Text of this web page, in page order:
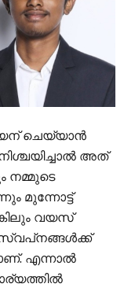
ചെയ്യാൻ
അത്
നമ്മുടെ
മുന്നോട്ട്
വയസ്
സ്വപ്‌നങ്ങൾക്ക്
എന്നാൽ